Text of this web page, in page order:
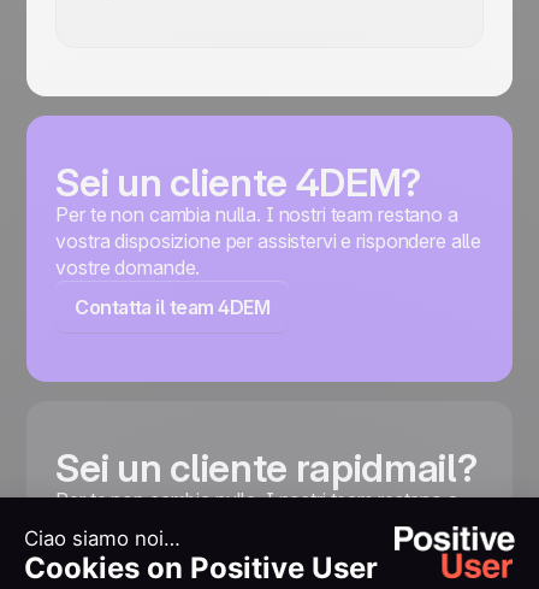
Sei un cliente 4DEM?
Per te non cambia nulla. I nostri team restano a
vostra disposizione per assistervi e rispondere alle
vostre domande.
Contatta il team 4DEM
Sei un cliente rapidmail?
Per te non cambia nulla. I nostri team restano a
vostra disposizione per assistervi e rispondere alle
vostre domande.